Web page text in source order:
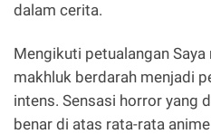
dalam cerita.
Mengikuti petualangan
makhluk berdarah menjadi
intens. Sensasi horror yang
benar di atas rata-rata